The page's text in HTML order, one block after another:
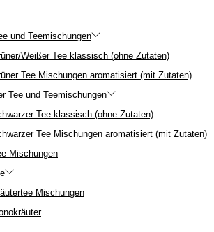
und Teemischungen
Weißer Tee klassisch (ohne Zutaten)
Tee Mischungen aromatisiert (mit Zutaten)
Tee und Teemischungen
Tee klassisch (ohne Zutaten)
Tee Mischungen aromatisiert (mit Zutaten)
Mischungen
Mischungen